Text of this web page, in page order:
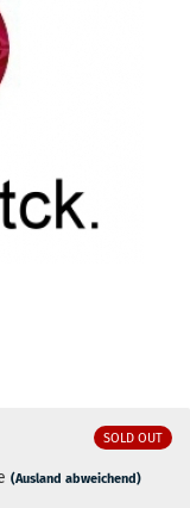
SOLD OUT
(Ausland abweichend)